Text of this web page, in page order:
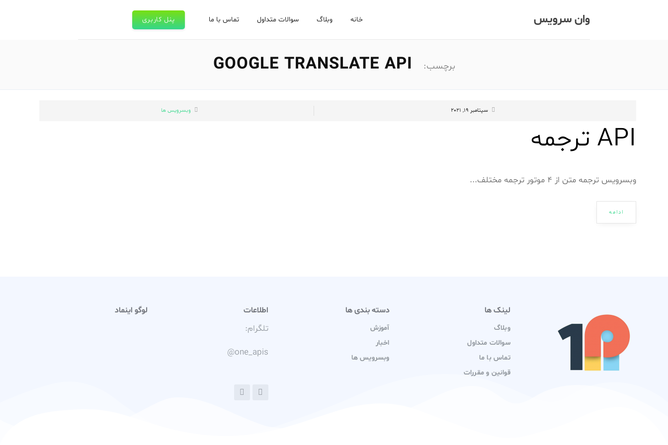
وان سرویس خانه وبلاگ سوالات متداول تماس با ما پنل کاربری
برچسب:
سپتامبر 19, 2021 وبسرویس ها
API ترجمه
وبسرویس ترجمه متن از 4 موتور ترجمه مختلف...
ادامه
لینک ها
وبلاگ
سوالات متداول
تماس با ما
قوانین و مقررات
دسته بندی ها
آموزش
اخبار
وبسرویس ها
اطلاعات
تلگرام:
@one_apis
لوگو اینماد